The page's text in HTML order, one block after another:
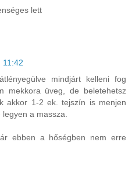
lett
11:42
mindjárt kelleni fog
mekkora üveg, de beletehetsz
akkor 1-2 ek. tejszín is menjen
a massza.
ebben a hőségben nem erre